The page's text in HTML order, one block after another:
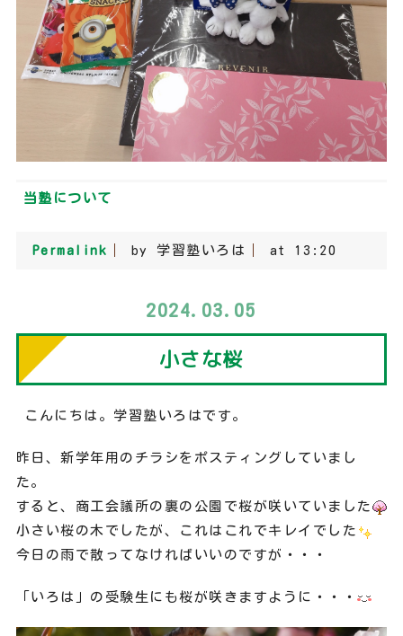
当塾について
Permalink by 学習塾いろは at 13:20
2024.03.05
小さな桜
こんにちは。学習塾いろはです。
昨日、新学年用のチラシをポスティングしていまし
た。
すると、商工会議所の裏の公園で桜が咲いていました
小さい桜の木でしたが、これはこれでキレイでした
今日の雨で散ってなければいいのですが・・・
「いろは」の受験生にも桜が咲きますように・・・